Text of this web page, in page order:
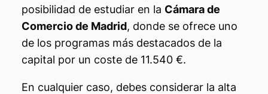
posibilidad de estudiar en la Cámara de
Comercio de Madrid, donde se ofrece uno
de los programas más destacados de la
capital por un coste de 11.540 €.
En cualquier caso, debes considerar la alta